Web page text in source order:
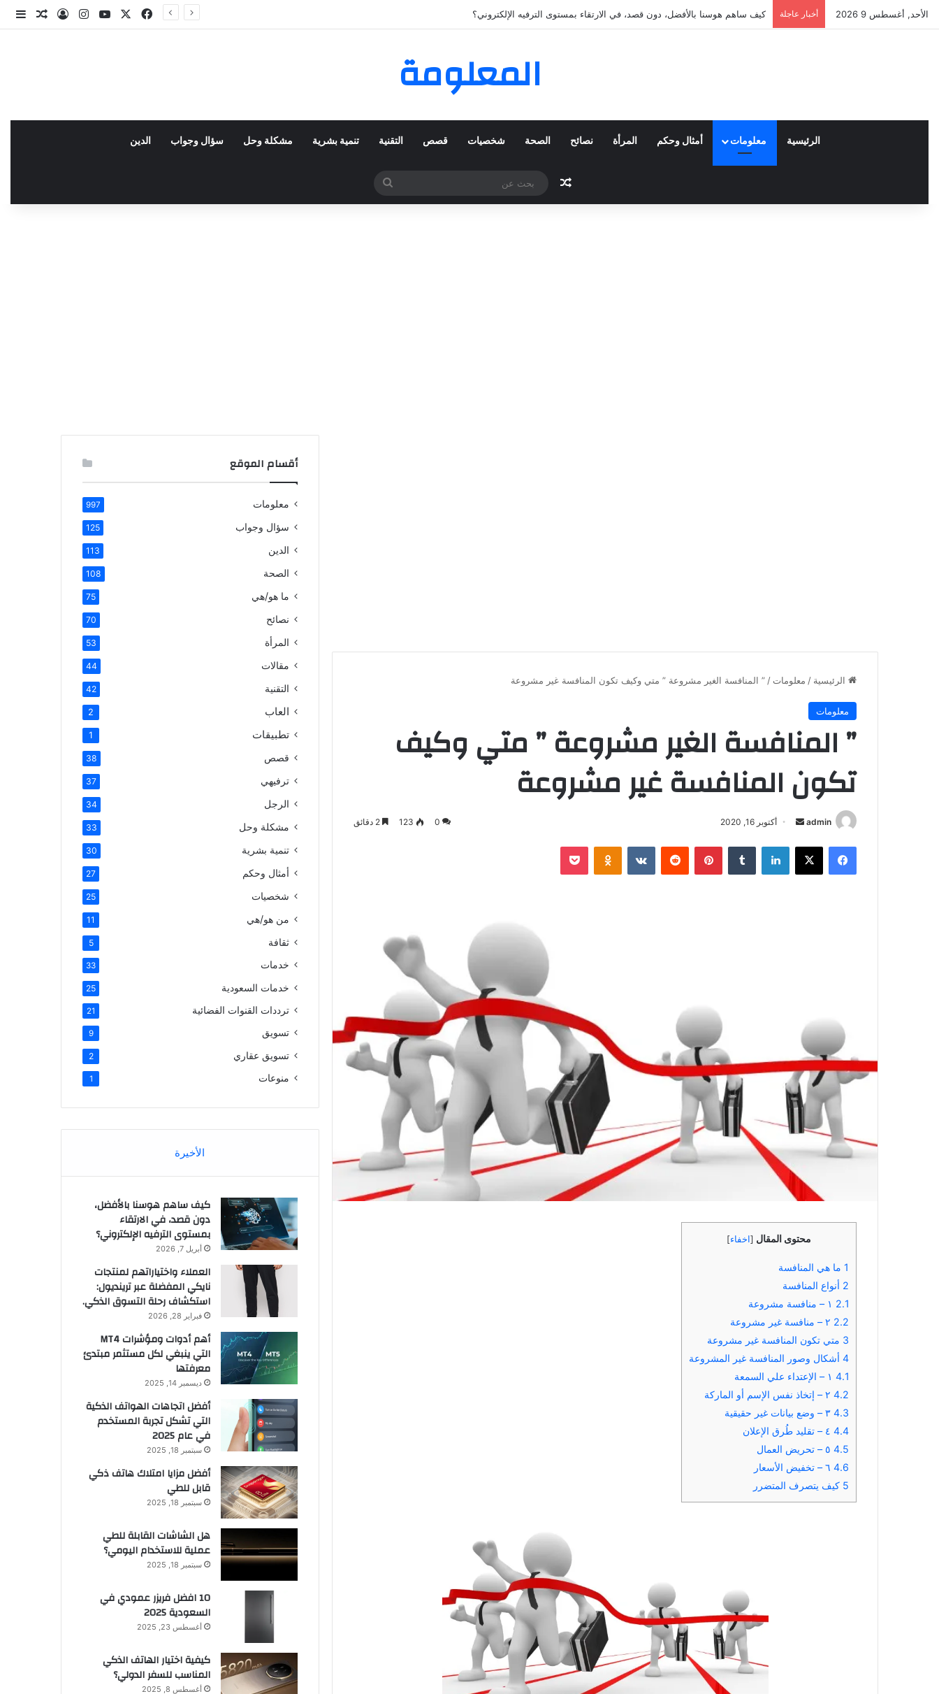
الأحد, أغسطس 9 2026 أخبار عاجلة العملاء واختياراتهم لمنتجات نايكي المفضلة عبر ترينديول: استكشاف رحلة التسوق الذكي. فيسبوك يوتيوبانستقرام
تسجيلمقال
المعلومة
الرئيسية معلومات أمثال وحكم المرأة نصائح الصحة شخصيات قصص التقنية تنمية بشرية مشكلة وحل سؤال وجواب الدين
مقال عشوائي
بحث
عن
الرئيسية / معلومات / ” المنافسة الغير مشروعة ” متي وكيف تكون المنافسة غير مشروعة
معلومات
” المنافسة الغير مشروعة ” متي وكيف
تكون المنافسة غير مشروعة
admin
أرسل
إلكترونيا
أكتوبر 16, 2020 0
123
فيسبوك X لينكدإن بينتيريست Odnoklassniki
بوكيت
محتوى المقال [اخفاء]
1 ما هي المنافسة
2 أنواع المنافسة
2.1
2.2
3 متي تكون المنافسة غير مشروعة
4 أشكال وصور المنافسة غير المشروعة
4.1
4.2
4.3
4.4
4.5
4.6
5 كيف يتصرف المتضرر
أقسام الموقع
معلومات 997
سؤال وجواب 125
الدين 113
الصحة 108
ما هو/هي 75
نصائح 70
المرأة 53
مقالات 44
التقنية 42
العاب 2
تطبيقات 1
قصص 38
ترفيهي 37
الرجل 34
مشكلة وحل 33
تنمية بشرية 30
أمثال وحكم 27
شخصيات 25
من هو/هي 11
ثقافة 5
خدمات 33
خدمات السعودية 25
ترددات القنوات الفضائية 21
تسويق 9
تسويق عقاري 2
منوعات 1
الأخيرة
كيف ساهم هوسنا بالأفضل،
دون قصد، في الارتقاء
بمستوى الترفيه الإلكتروني؟
أبريل 7, 2026
العملاء واختياراتهم لمنتجات
نايكي المفضلة عبر ترينديول:
استكشاف رحلة التسوق الذكي.
فبراير 28, 2026
أهم أدوات ومؤشرات MT4
التي ينبغي لكل مستثمر مبتدئ
معرفتها
ديسمبر 14, 2025
أفضل اتجاهات الهواتف الذكية
التي تشكل تجربة المستخدم
في عام 2025
سبتمبر 18, 2025
أفضل مزايا امتلاك هاتف ذكي
قابل للطي
سبتمبر 18, 2025
هل الشاشات القابلة للطي
عملية للاستخدام اليومي؟
سبتمبر 18, 2025
10 افضل فريزر عمودي​ في
السعودية​ 2025
أغسطس 23, 2025
كيفية اختيار الهاتف الذكي
المناسب للسفر الدولي؟
أغسطس 8, 2025